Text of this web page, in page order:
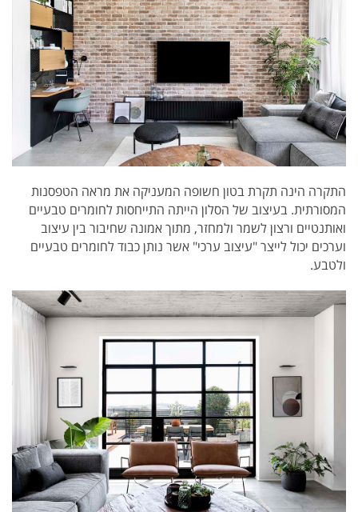
התקרה הינה תקרת בטון חשופה המעניקה את מראה הטפסנות
המסורתית. בעיצוב של הסלון הייתה התייחסות לחומרים טבעיים
ואותנטיים ורצון לשמר ולמחזר, מתוך אמונה שחיבור בין עיצוב
וערכים יכול לייצר "עיצוב ערכי" אשר נותן כבוד לחומרים טבעיים
ולטבע.